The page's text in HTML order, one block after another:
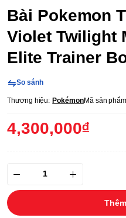
Bài Pokemon
Violet Twilight
Elite Trainer
So sánh
Thương hiệu: PokémonMã sản
4,300,000₫